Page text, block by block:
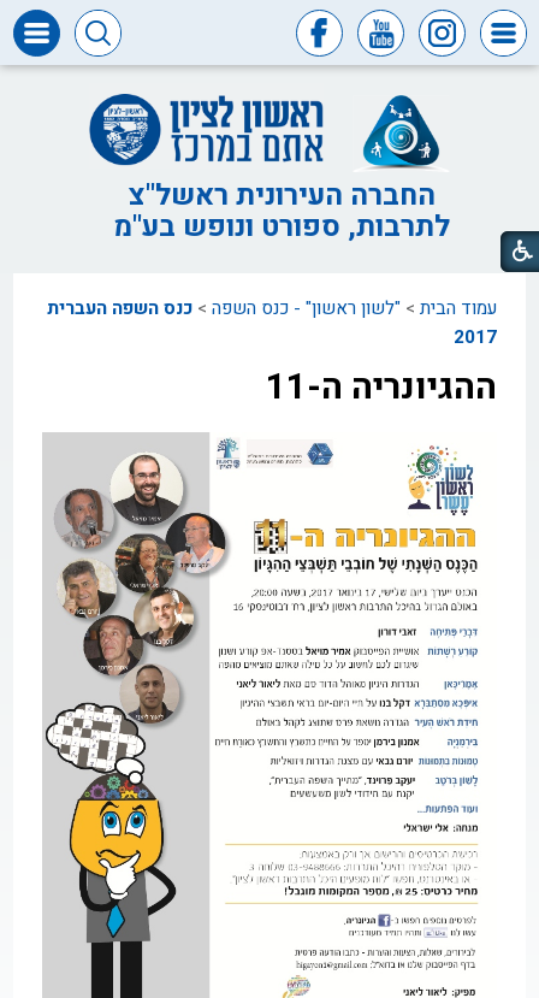
ומכרזים
חופש
המידע
דבר
ראש
דבר
המנכ"ל
דירקטוריון
החברה
צור
קשר
החברה העירונית ראשל"צ
לתרבות, ספורט ונופש בע"מ
עמוד הבית > "לשון ראשון" - כנס השפה >כנס השפה העברית
2017
ההגיונריה ה-11